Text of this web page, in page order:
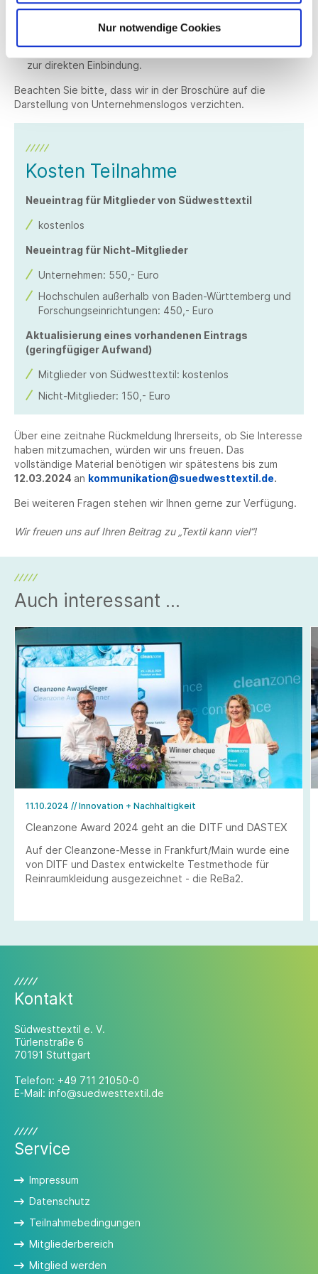
Nur notwendige Cookies
Optional:Kurze Videosequenzen à maximal 30 Sekunden
zur direkten Einbindung.
Beachten Sie bitte, dass wir in der Broschüre auf die
Darstellung von Unternehmenslogos verzichten.
Kosten Teilnahme
Neueintrag für Mitglieder von Südwesttextil
kostenlos
Neueintrag für Nicht-Mitglieder
Unternehmen: 550,- Euro
Hochschulen außerhalb von Baden-Württemberg und
Forschungseinrichtungen: 450,- Euro
Aktualisierung eines vorhandenen Eintrags
(geringfügiger Aufwand)
Mitglieder von Südwesttextil: kostenlos
Nicht-Mitglieder: 150,- Euro
Über eine zeitnahe Rückmeldung Ihrerseits, ob Sie Interesse
haben mitzumachen, würden wir uns freuen. Das
vollständige Material benötigen wir spätestens bis zum
12.03.2024 an kommunikation@suedwesttextil.de.
Bei weiteren Fragen stehen wir Ihnen gerne zur Verfügung.
Wir freuen uns auf Ihren Beitrag zu „Textil kann viel“!
Auch interessant ...
11.10.2024 // Innovation + Nachhaltigkeit
Cleanzone Award 2024 geht an die DITF und DASTEX
Auf der Cleanzone-Messe in Frankfurt/Main wurde eine
von DITF und Dastex entwickelte Testmethode für
Reinraumkleidung ausgezeichnet - die ReBa2.
Kontakt
Südwesttextil e. V.
Türlenstraße 6
70191 Stuttgart
Telefon: +49 711 21050-0
E-Mail: info@suedwesttextil.de
Service
Impressum
Datenschutz
Teilnahmebedingungen
Mitgliederbereich
Mitglied werden